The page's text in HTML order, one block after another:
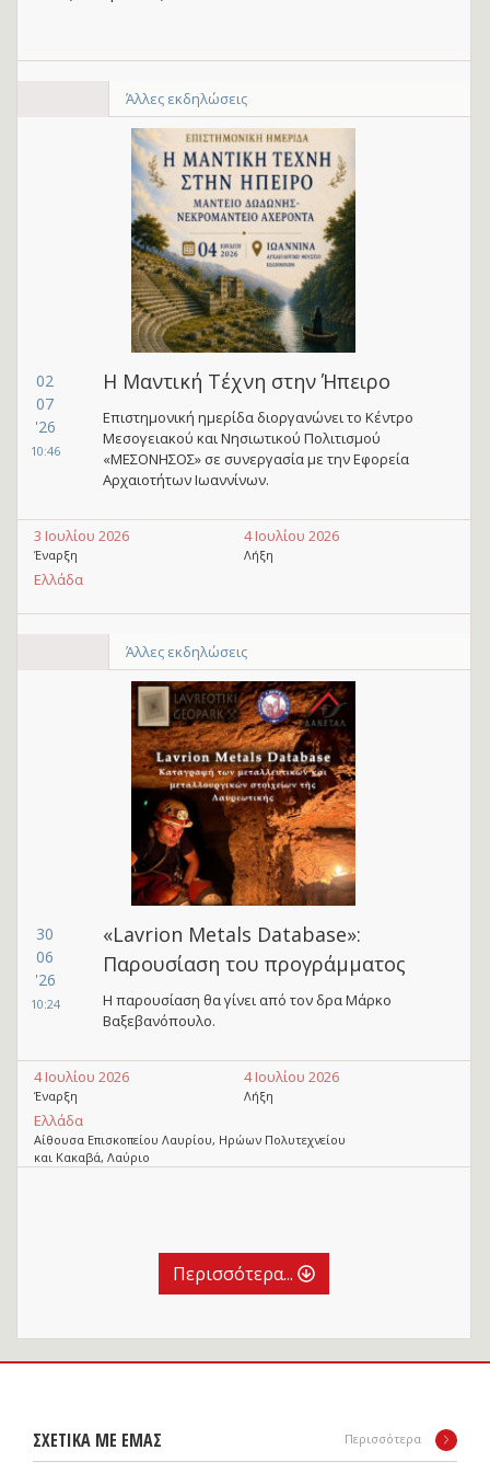
Άλλες εκδηλώσεις
02
07
'26
10:46
Η Μαντική Τέχνη στην Ήπειρο
Επιστημονική ημερίδα διοργανώνει το Κέντρο
Μεσογειακού και Νησιωτικού Πολιτισμού
«ΜΕΣΟΝΗΣΟΣ» σε συνεργασία με την Εφορεία
Αρχαιοτήτων Ιωαννίνων.
3 Ιουλίου 2026
Έναρξη
4 Ιουλίου 2026
Λήξη
Ελλάδα
Άλλες εκδηλώσεις
30
06
'26
10:24
«Lavrion Metals Database»:
Παρουσίαση του προγράμματος
Η παρουσίαση θα γίνει από τον δρα Μάρκο
Βαξεβανόπουλο.
4 Ιουλίου 2026
Έναρξη
4 Ιουλίου 2026
Λήξη
Ελλάδα
Αίθουσα Επισκοπείου Λαυρίου, Ηρώων Πολυτεχνείου
και Κακαβά, Λαύριο
Περισσότερα...
ΣΧΕΤΙΚΑ ΜΕ ΕΜΑΣ Περισσότερα